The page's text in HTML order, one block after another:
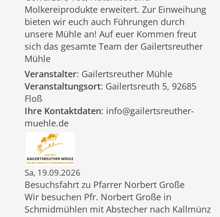
Molkereiprodukte erweitert. Zur Einweihung
bieten wir euch auch Führungen durch
unsere Mühle an! Auf euer Kommen freut
sich das gesamte Team der Gailertsreuther
Mühle
Veranstalter: Gailertsreuther Mühle
Veranstaltungsort: Gailertsreuth 5, 92685
Floß
Ihre Kontaktdaten: info@gailertsreuther-
muehle.de
Sa, 19.09.2026
Besuchsfahrt zu Pfarrer Norbert Große
Wir besuchen Pfr. Norbert Große in
Schmidmühlen mit Abstecher nach Kallmünz